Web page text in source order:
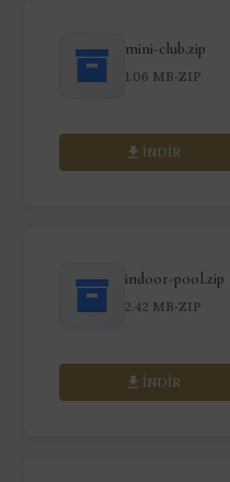
mini-club.zip
1.06 MB· ZIP
İNDIR
indoor-pool.zip
2.42 MB· ZIP
İNDIR